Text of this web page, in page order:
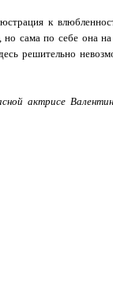
к
но сама по себе она на
решительно
актрисе